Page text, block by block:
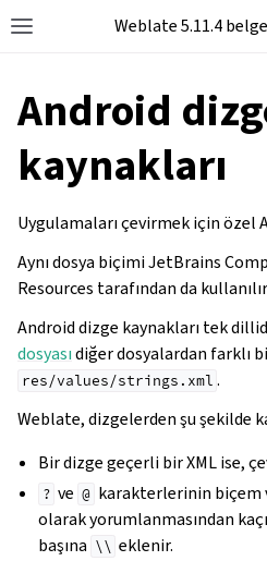
Toggle site navigation sidebar
Weblate 5.11.4
Android
kaynakları
Uygulamaları çevirmek için özel
Aynı dosya biçimi JetBrains
Resources tarafından da
Android dizge kaynakları tek
dosyasıdiğer dosyalardan farklı
res/values/strings.xml .
Weblate, dizgelerden şu şekilde
Bir dizge geçerli bir XML ise,
? ve @ karakterlerinin biçem
olarak yorumlanmasından
başına \\ eklenir.